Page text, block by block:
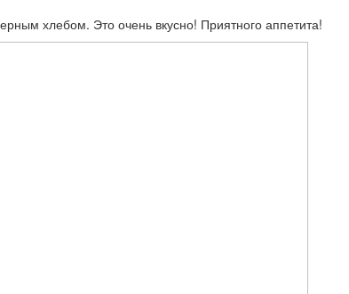
хлебом. Это очень вкусно! Приятного аппетита!